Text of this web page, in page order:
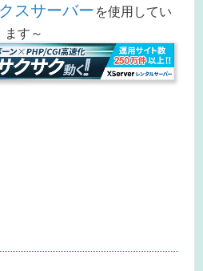
スサーバー を使用してい
ます～